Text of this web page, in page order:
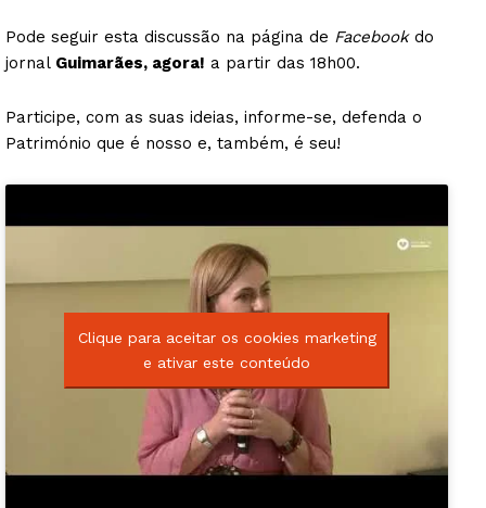
Pode seguir esta discussão na página de Facebookdo
jornal Guimarães, agora! a partir das 18h00.
Participe, com as suas ideias, informe-se, defenda o
Património que é nosso e, também, é seu!
Clique para aceitar os cookies marketing
e ativar este conteúdo